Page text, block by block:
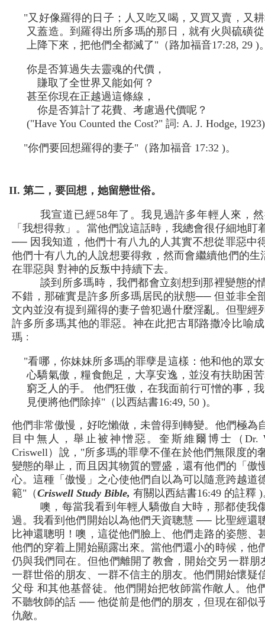
"又好像羅得的日子；人又吃又喝，又買又賣，又
又蓋造。到羅得出所多瑪的那日，就有火與硫磺
上降下來，把他們全都滅了"（路加福音17:28, 29 )
你是否算過失去靈魂的代價，
賺取了全世界又能如何？
甚至你現在正越過這條線，
你是否算計了花費、考慮過代價呢？
("Have You Counted the Cost?" 詞: A. J. Hodge,
"你們要回想羅得的妻子"（路加福音 17:32 )。
II. 第二，要回想，她留戀世俗。
我宣道已經58年了。我見過許多年輕人來，
「我想得救」。當他們說這話時，我總會很仔細地盯
── 因我知道，他們十有八九的人其實不想從罪惡中
他們十有八九的人說想要得救，然而會繼續他們的
在罪惡與 對神的反叛中持續下去。
談到所多瑪時，我們都會立刻想到那裡變態的
不錯，那確實是許多所多瑪居民的狀態── 但並非全
文內並沒有提到羅得的妻子曾犯過什麼淫亂。但聖經
許多所多瑪其他的罪惡。神在此把古耶路撒冷比喻
瑪﹕
"看哪，你妹妹所多瑪的罪孽是這樣：他和他的眾
心驕氣傲，糧食飽足，大享安逸，並沒有扶助困
窮乏人的手。 他們狂傲，在我面前行可憎的事，
見便將他們除掉"（以西結書16:49, 50 )。
他們非常傲慢，好吃懶做，未曾得到轉變。他們極為
目中無人，舉止被神憎惡。奎斯維爾博士（Dr.
Criswell）說，"所多瑪的罪孽不僅在於他們無限度的
變態的舉止，而且因其物質的豐盛，還有他們的「傲
心。這種「傲慢」之心使他們自以為可以隨意跨越道
範"（Criswell Study Bible, 有關以西結書16:49 的註釋 )
噢，每當我看到年輕人驕傲自大時，那都使我
過。我看到他們開始以為他們天資聰慧 ── 比聖經還
比神還聰明！噢，這從他們臉上、他們走路的姿態、
他們的穿着上開始顯露出來。當他們還小的時候，他
仍與我們同在。但他們離開了教會，開始交另一群
一群世俗的朋友、一群不信主的朋友。他們開始懷疑
父母 和其他基督徒。他們開始把牧師當作敵人。他
不聽牧師的話 ── 他從前是他們的朋友，但現在卻似
仇敵。